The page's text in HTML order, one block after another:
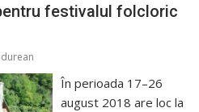
festivalul folcloric
În perioada 17–26
august 2018 are loc la